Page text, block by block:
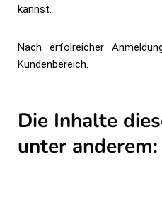
kannst.
Nach erfolreicher
Kundenbereich.
Die Inhalte
unter anderem: